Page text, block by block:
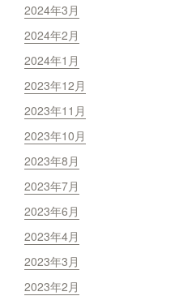
2024年3月
2024年2月
2024年1月
2023年12月
2023年11月
2023年10月
2023年8月
2023年7月
2023年6月
2023年4月
2023年3月
2023年2月